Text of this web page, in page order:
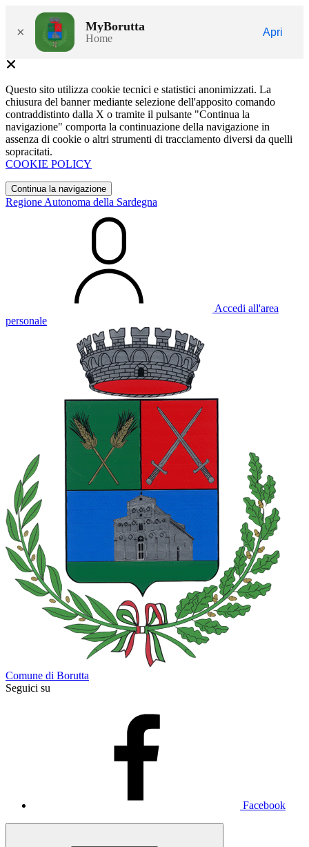
× MyBorutta
Home
Apri
Questo sito utilizza cookie tecnici e statistici anonimizzati. La
chiusura del banner mediante selezione dell'apposito comando
contraddistinto dalla X o tramite il pulsante "Continua la
navigazione" comporta la continuazione della navigazione in
assenza di cookie o altri strumenti di tracciamento diversi da quelli
sopracitati.
COOKIE POLICY
Continua la navigazione
Regione Autonoma della Sardegna
Accedi all'area
personale
Comune di Borutta
Seguici su
Facebook